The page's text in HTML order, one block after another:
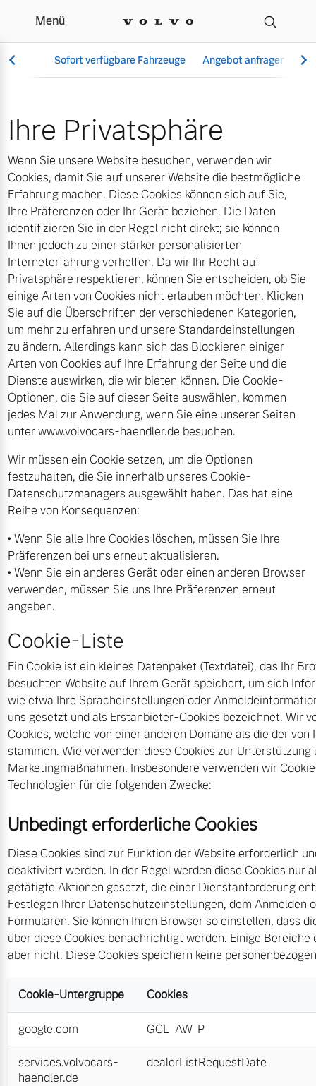
Cookies | Autohaus
Menü
Sofort verfügbare Fahrzeuge Angebot anfragen
Vollelektrisch
6 Modelle
Plug-in Hybrid
3 Modelle
Mild-Hybrid
4 Modelle
Geschäftskunden
Editionsmodelle
Konnektivität
Fahrzeug konfigurieren
Sofort verfügbare Fahrzeuge
Volvo Selekt
Die Neuwagenalternative
Mehr erfahren
Editionsmodelle
Jetzt kennenlernen
Aktuelle Angebote
Geschäftskunden
Volvo Gebrauchtwagenbörse
Gebrauchtwagen
Volvo kauft Ihr Auto
Aktuelle Zubehörangebote
Zubehörkatalog
Service by Volvo
Sommer Kompletträder.
Bitte sprechen Sie uns
direkt an.
Mehr erfahren
Frühjahrscheck
Entdecken Sie unsere
saisonalen Angebote.
Mehr erfahren
Finanzierung & Leasing
Versicherung
Über uns
Unser Team
Kontakt und Anfahrt
Unsere News & Events
Ihre Privatsphäre
Wenn Sie unsere Website besuchen, verwenden wir
Cookies, damit Sie auf unserer Website die bestmögliche
Erfahrung machen. Diese Cookies können sich auf Sie,
Ihre Präferenzen oder Ihr Gerät beziehen. Die Daten
identifizieren Sie in der Regel nicht direkt; sie können
Ihnen jedoch zu einer stärker personalisierten
Interneterfahrung verhelfen. Da wir Ihr Recht auf
Privatsphäre respektieren, können Sie entscheiden, ob Sie
einige Arten von Cookies nicht erlauben möchten. Klicken
Sie auf die Überschriften der verschiedenen Kategorien,
um mehr zu erfahren und unsere Standardeinstellungen
zu ändern. Allerdings kann sich das Blockieren einiger
Arten von Cookies auf Ihre Erfahrung der Seite und die
Dienste auswirken, die wir bieten können. Die Cookie-
Optionen, die Sie auf dieser Seite auswählen, kommen
jedes Mal zur Anwendung, wenn Sie eine unserer Seiten
unter www.volvocars-haendler.de besuchen.
Wir müssen ein Cookie setzen, um die Optionen
festzuhalten, die Sie innerhalb unseres Cookie-
Datenschutzmanagers ausgewählt haben. Das hat eine
Reihe von Konsequenzen:
• Wenn Sie alle Ihre Cookies löschen, müssen Sie Ihre
Präferenzen bei uns erneut aktualisieren.
• Wenn Sie ein anderes Gerät oder einen anderen Browser
verwenden, müssen Sie uns Ihre Präferenzen erneut
angeben.
Cookie-Liste
Ein Cookie ist ein kleines Datenpaket (Textdatei), das Ihr
besuchten Website auf Ihrem Gerät speichert, um sich
wie etwa Ihre Spracheinstellungen oder
uns gesetzt und als Erstanbieter-Cookies bezeichnet. Wir
Cookies, welche von einer anderen Domäne als die der von
stammen. Wie verwenden diese Cookies zur
Marketingmaßnahmen. Insbesondere verwenden wir
Technologien für die folgenden Zwecke:
Unbedingt erforderliche Cookies
Diese Cookies sind zur Funktion der Website erforderlich
deaktiviert werden. In der Regel werden diese Cookies nur
getätigte Aktionen gesetzt, die einer Dienstanforderung
Festlegen Ihrer Datenschutzeinstellungen, dem Anmelden
Formularen. Sie können Ihren Browser so einstellen, dass
über diese Cookies benachrichtigt werden. Einige
aber nicht. Diese Cookies speichern keine
Cookie-Untergruppe Cookies
google.com GCL_AW_P
services.volvocars-
haendler.de
dealerListRequestDate